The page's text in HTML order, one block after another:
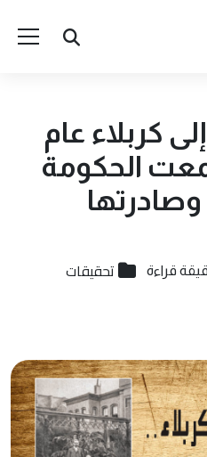
كربلاء عام
جمعت الحكومة
وصادرتها
تحقيقات